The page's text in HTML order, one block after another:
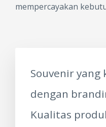
mempercayakan
Souvenir yang
dengan
Kualitas